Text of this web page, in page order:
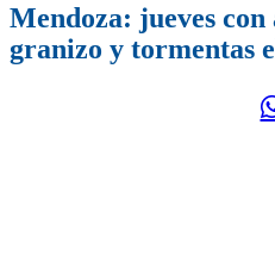
Mendoza: jueves
granizo y tormentas